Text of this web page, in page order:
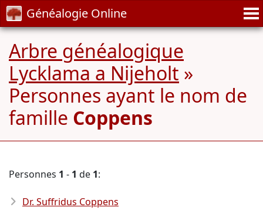
Généalogie Online
Arbre généalogique
Lycklama a Nijeholt »
Personnes ayant le nom de
famille Coppens
Personnes 1 - 1 de 1:
Dr. Suffridus Coppens